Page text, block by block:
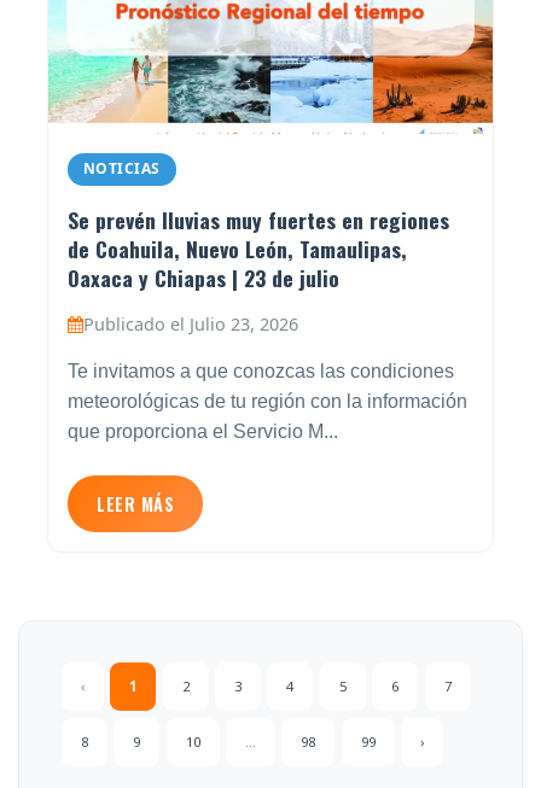
NOTICIAS
Se prevén lluvias muy fuertes en regiones
de Coahuila, Nuevo León, Tamaulipas,
Oaxaca y Chiapas | 23 de julio
Publicado el Julio 23, 2026
Te invitamos a que conozcas las condiciones
meteorológicas de tu región con la información
que proporciona el Servicio M...
LEER MÁS
‹ 1 2 3 4 5 6 7
8 9 10 98 99 ›